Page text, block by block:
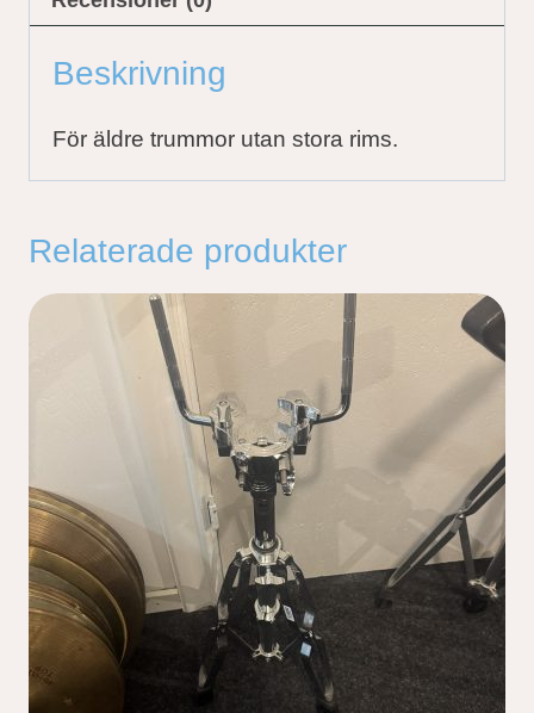
Beskrivning
För äldre trummor utan stora rims.
Relaterade produkter